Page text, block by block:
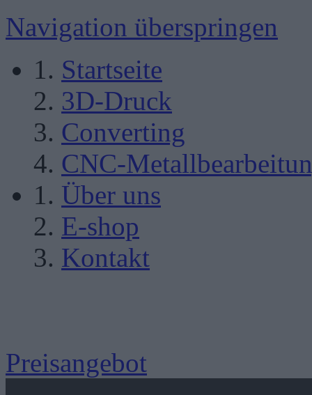
Navigation überspringen
Startseite
3D-Druck
Converting
CNC-
Über uns
E-shop
Kontakt
Preisangebot